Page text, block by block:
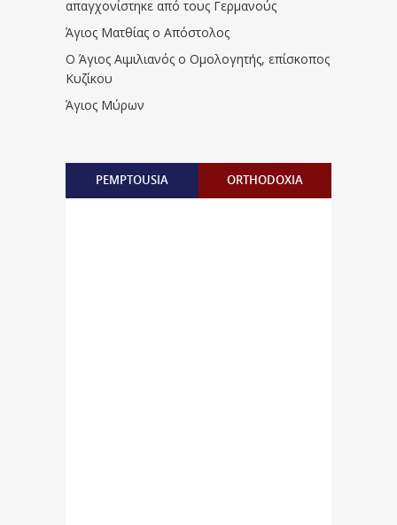
απαγχονίστηκε από τους Γερμανούς
Άγιος Ματθίας ο Απόστολος
Ο Άγιος Αιμιλιανός ο Ομολογητής, επίσκοπος
Κυζίκου
Άγιος Μύρων
PEMPTOUSIA ORTHODOXIA